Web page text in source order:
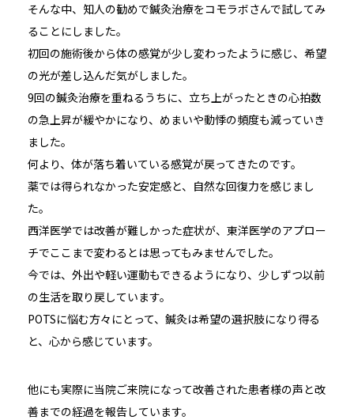
そんな中、知人の勧めで鍼灸治療をコモラボさんで試してみ
ることにしました。
初回の施術後から体の感覚が少し変わったように感じ、希望
の光が差し込んだ気がしました。
9回の鍼灸治療を重ねるうちに、立ち上がったときの心拍数
の急上昇が緩やかになり、めまいや動悸の頻度も減っていき
ました。
何より、体が落ち着いている感覚が戻ってきたのです。
薬では得られなかった安定感と、自然な回復力を感じまし
た。
西洋医学では改善が難しかった症状が、東洋医学のアプロー
チでここまで変わるとは思ってもみませんでした。
今では、外出や軽い運動もできるようになり、少しずつ以前
の生活を取り戻しています。
POTSに悩む方々にとって、鍼灸は希望の選択肢になり得る
と、心から感じています。
他にも実際に当院ご来院になって改善された患者様の声と改
善までの経過を報告しています。